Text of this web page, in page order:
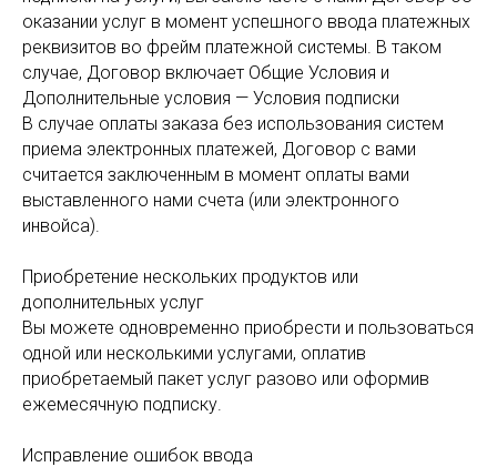
оказании услуг в момент успешного ввода платежных
реквизитов во фрейм платежной системы. В таком
случае, Договор включает Общие Условия и
Дополнительные условия — Условия подписки
В случае оплаты заказа без использования систем
приема электронных платежей, Договор с вами
считается заключенным в момент оплаты вами
выставленного нами счета (или электронного
инвойса).
Приобретение нескольких продуктов или
дополнительных услуг
Вы можете одновременно приобрести и пользоваться
одной или несколькими услугами, оплатив
приобретаемый пакет услуг разово или оформив
ежемесячную подписку.
Исправление ошибок ввода